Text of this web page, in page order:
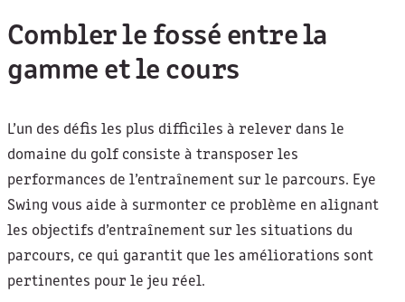
Combler le fossé entre la
gamme et le cours
L’un des défis les plus difficiles à relever dans le
domaine du golf consiste à transposer les
performances de l’entraînement sur le parcours. Eye
Swing vous aide à surmonter ce problème en alignant
les objectifs d’entraînement sur les situations du
parcours, ce qui garantit que les améliorations sont
pertinentes pour le jeu réel.